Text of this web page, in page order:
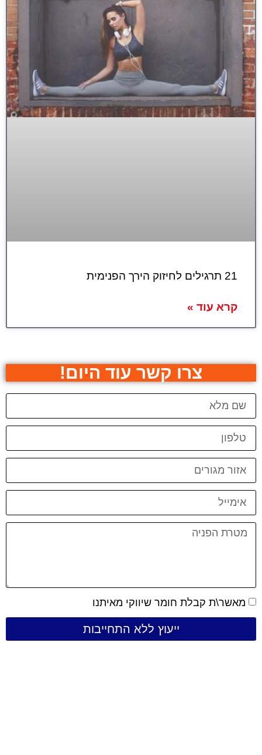
21 תרגילים לחיזוק הירך הפנימית
קרא עוד »
צרו קשר עוד היום!
מאשר\ת קבלת חומר שיווקי מאיתנו
ייעוץ ללא התחייבות